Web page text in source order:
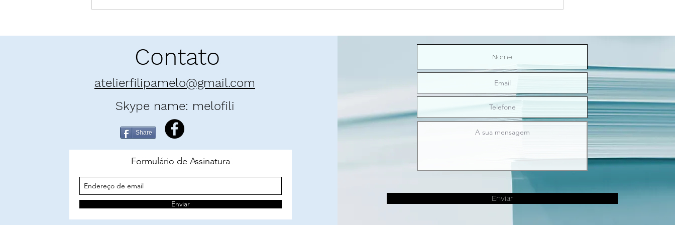
Contato
atelierfilipamelo@gmail.com
Skype name: melofili
Share
Formulário de Assinatura
Enviar
Enviar